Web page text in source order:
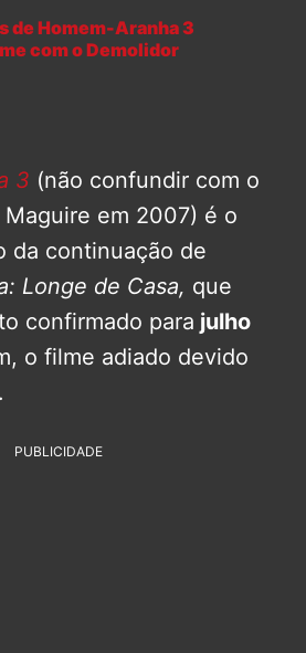
de Homem-Aranha 3
com o Demolidor
3 (não confundir com o
em 2007) é o
da continuação de
Longe de Casa, que
confirmado para julho
o filme adiado devido
PUBLICIDADE